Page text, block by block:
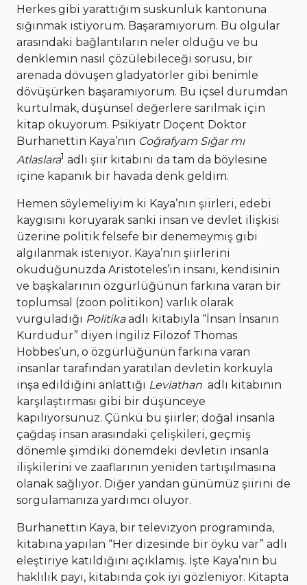
Herkes gibi yarattığım suskunluk kantonuna
sığınmak istiyorum. Başaramıyorum. Bu olgular
arasındaki bağlantıların neler olduğu ve bu
denklemin nasıl çözülebileceği sorusu, bir
arenada dövüşen gladyatörler gibi benimle
dövüşürken başaramıyorum. Bu içsel durumdan
kurtulmak, düşünsel değerlere sarılmak için
kitap okuyorum. Psikiyatr Doçent Doktor
Burhanettin Kaya’nın Coğrafyam Sığar mı
Atlaslara1 adlı şiir kitabını da tam da böylesine
içine kapanık bir havada denk geldim.
Hemen söylemeliyim ki Kaya’nın şiirleri, edebi
kaygısını koruyarak sanki insan ve devlet ilişkisi
üzerine politik felsefe bir denemeymiş gibi
algılanmak isteniyor. Kaya’nın şiirlerini
okuduğunuzda Aristoteles’in insanı, kendisinin
ve başkalarının özgürlüğünün farkına varan bir
toplumsal (zoon politikon) varlık olarak
vurguladığı Politikaadlı kitabıyla “İnsan İnsanın
Kurdudur” diyen İngiliz Filozof Thomas
Hobbes’un, o özgürlüğünün farkına varan
insanlar tarafından yaratılan devletin korkuyla
inşa edildiğini anlattığı Leviathan adlı kitabının
karşılaştırması gibi bir düşünceye
kapılıyorsunuz. Çünkü bu şiirler; doğal insanla
çağdaş insan arasındaki çelişkileri, geçmiş
dönemle şimdiki dönemdeki devletin insanla
ilişkilerini ve zaaflarının yeniden tartışılmasına
olanak sağlıyor. Diğer yandan günümüz şiirini de
sorgulamanıza yardımcı oluyor.
Burhanettin Kaya, bir televizyon programında,
kitabına yapılan “Her dizesinde bir öykü var” adlı
eleştiriye katıldığını açıklamış. İşte Kaya’nın bu
haklılık payı, kitabında çok iyi gözleniyor. Kitapta